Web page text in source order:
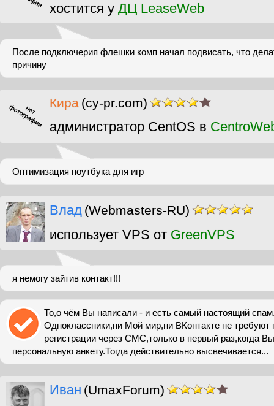
хостится у ДЦ LeaseWeb
После подключерия флешки комп начал подвисать, что
причину
Кира (cy-pr.com)
администратор CentOS в
Оптимизация ноутбука для игр
Влад (Webmasters-RU)
использует VPS от GreenVPS
я немогу зайтив контакт!!!
То,о чём Вы написали - и есть самый настоящий
Одноклассники,ни Мой мир,ни ВКонтакте не требуют
регистрации через СМС,только в первый раз,когда
персональную анкету.Тогда действительно высвечивается...
Иван (UmaxForum)